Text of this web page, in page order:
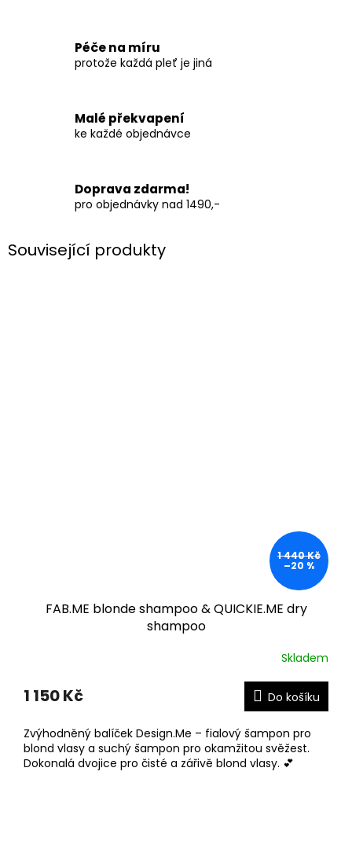
Péče na míru
protože každá pleť je jiná
Malé překvapení
ke každé objednávce
Doprava zdarma!
pro objednávky nad 1490,-
Související produkty
1 440 Kč
–20 %
FAB.ME blonde shampoo & QUICKIE.ME dry
shampoo
Skladem
1 150 Kč Do košíku
Zvýhodněný balíček Design.Me – fialový šampon pro
blond vlasy a suchý šampon pro okamžitou svěžest.
Dokonalá dvojice pro čisté a zářivě blond vlasy. 💕